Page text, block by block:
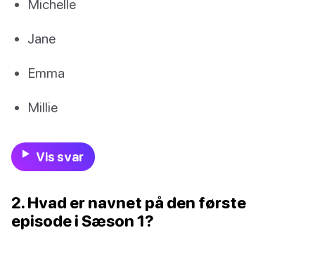
Michelle
Jane
Emma
Millie
Vis svar
2. Hvad er navnet på den første
episode i Sæson 1?